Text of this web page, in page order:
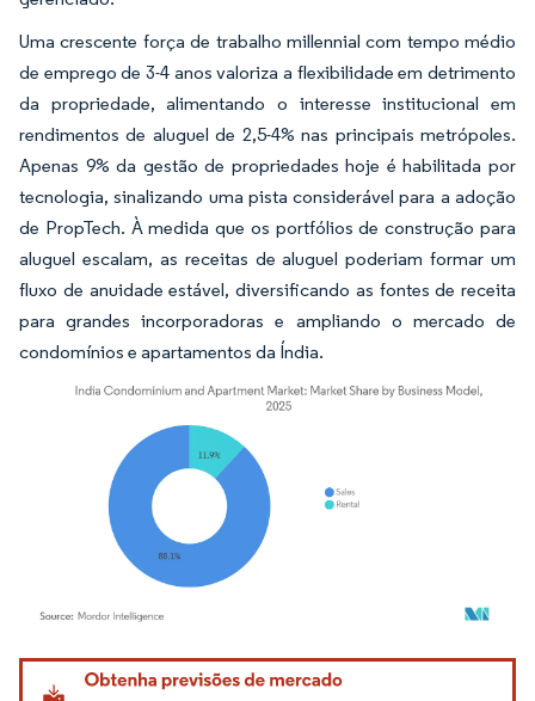
Uma crescente força de trabalho millennial com tempo médio
de emprego de 3-4 anos valoriza a flexibilidade em detrimento
da propriedade, alimentando o interesse institucional em
rendimentos de aluguel de 2,5-4% nas principais metrópoles.
Apenas 9% da gestão de propriedades hoje é habilitada por
tecnologia, sinalizando uma pista considerável para a adoção
de PropTech. À medida que os portfólios de construção para
aluguel escalam, as receitas de aluguel poderiam formar um
fluxo de anuidade estável, diversificando as fontes de receita
para grandes incorporadoras e ampliando o mercado de
condomínios e apartamentos da Índia.
Imagem © Mordor Intelligence. O reuso requer atribuição conforme CC BY 4.0.